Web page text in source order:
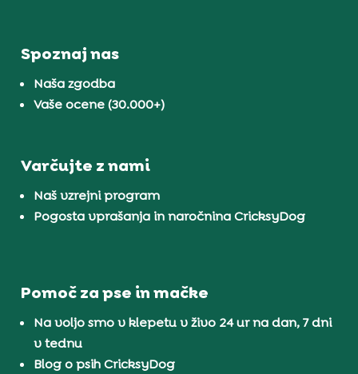
Spoznaj nas
Naša zgodba
Vaše ocene (30.000+)
Varčujte z nami
Naš vzrejni program
Pogosta vprašanja in naročnina CricksyDog
Pomoč za pse in mačke
Na voljo smo v klepetu v živo 24 ur na dan, 7 dni
v tednu
Blog o psih CricksyDog